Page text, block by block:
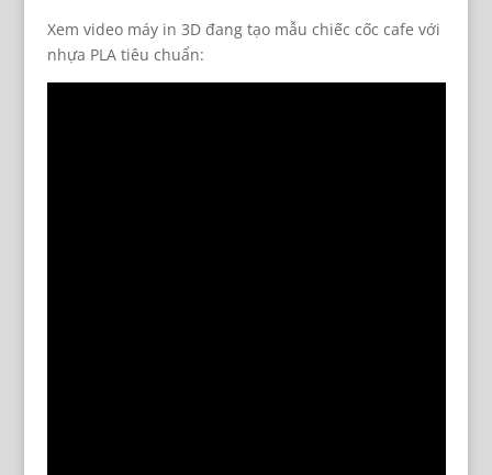
Xem video máy in 3D đang tạo mẫu chiếc cốc cafe với
nhựa PLA tiêu chuẩn: